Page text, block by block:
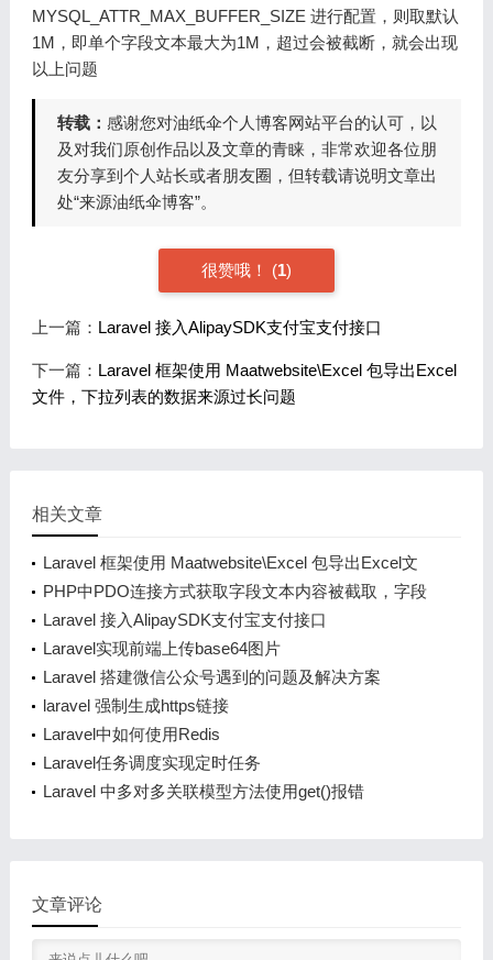
MYSQL_ATTR_MAX_BUFFER_SIZE 进行配置，则取默认
1M，即单个字段文本最大为1M，超过会被截断，就会出现
以上问题
转载： 感谢您对油纸伞个人博客网站平台的认可，以
及对我们原创作品以及文章的青睐，非常欢迎各位朋
友分享到个人站长或者朋友圈，但转载请说明文章出
处“来源油纸伞博客”。
很赞哦！ (1)
上一篇： Laravel 接入AlipaySDK支付宝支付接口
下一篇： Laravel 框架使用 Maatwebsite\Excel 包导出Excel
文件，下拉列表的数据来源过长问题
相关文章
Laravel 框架使用 Maatwebsite\Excel 包导出Excel文
件，下拉列表的数据来源过长问题
PHP中PDO连接方式获取字段文本内容被截取，字段
被截取为1M（长度为1048576）的异常问题和处理方
式
Laravel 接入AlipaySDK支付宝支付接口
Laravel实现前端上传base64图片
Laravel 搭建微信公众号遇到的问题及解决方案
laravel 强制生成https链接
Laravel中如何使用Redis
Laravel任务调度实现定时任务
Laravel 中多对多关联模型方法使用get()报错
文章评论